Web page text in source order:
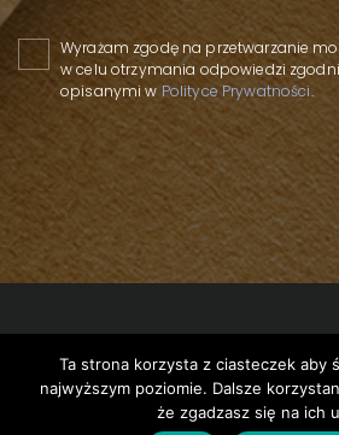
Please leave this field empty.
Wyrażam zgodę na przetwarzanie
w celu otrzymania odpowiedzi
opisanymi w Polityce Prywatności.
Copyright 2020 SPP/Privacy policy
ESG /
Ta strona korzysta z ciasteczek aby
najwyższym poziomie. Dalsze
że zgadzasz się na ich